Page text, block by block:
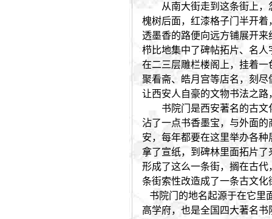
从南大街走到这条街上，
槐树后面，红漆格子门半开
透墨香的路便向远方铺展开
栉比地集中了碑帖拓片、名
在二三层雕栏楼阁上，挂着
聚看斋、皓月宫等店名，刻
让西安人自豪的文物书法之
书院门是西安著名的古文
沾了一点书香墨宝，与外面
安，每年都要在这里举办各
拿了宣纸，到碑林里面拓片
形成了这么一条街，搁在古代
条街索性改造成了一条古文
书院门的地名起源于在它里
高学府，也是全国四大著名